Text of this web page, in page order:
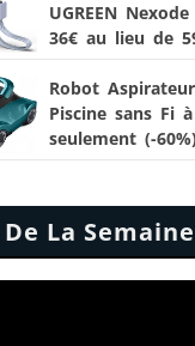
UGREEN
36€ au lieu de
Robot Aspirateur
Piscine sans Fi
seulement (-
La Semaine